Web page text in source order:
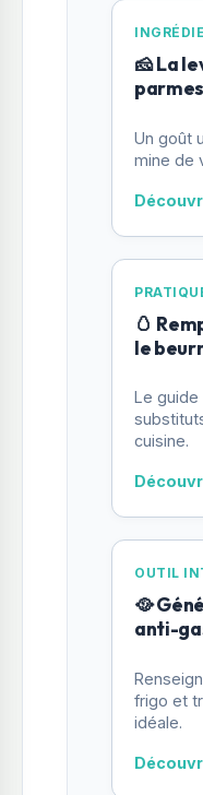
🧀 La
Un goût
mine de
🥚
le
Le guide
cuisine.
OUTIL
🥘
anti-
frigo et
idéale.